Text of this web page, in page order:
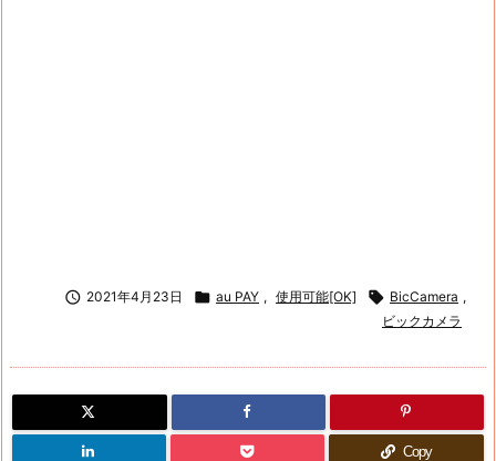
 2021年4月23日  au PAY , 使用可能[OK]  BicCamera ,
ビックカメラ
Copy